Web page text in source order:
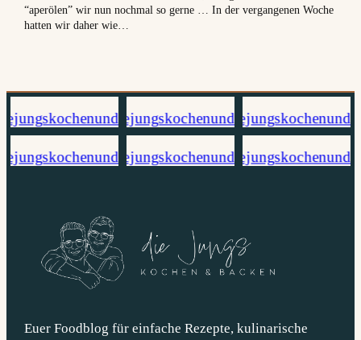
“aperölen” wir nun nochmal so gerne … In der vergangenen Woche
hatten wir daher wie…
Euer Foodblog für einfache Rezepte, kulinarische